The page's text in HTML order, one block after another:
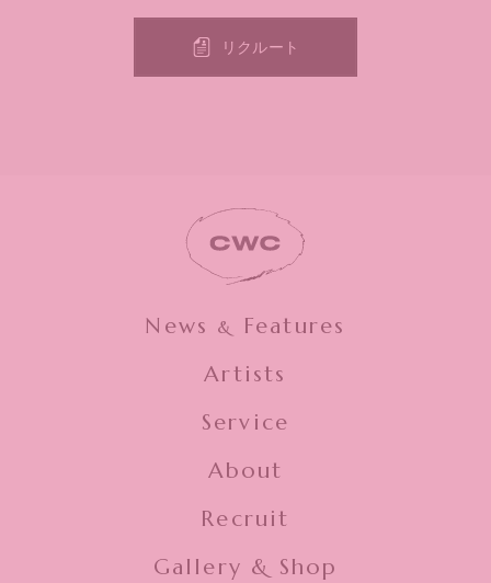
リクルート
News &
Features
Artists
Service
About
Recruit
Gallery & Shop